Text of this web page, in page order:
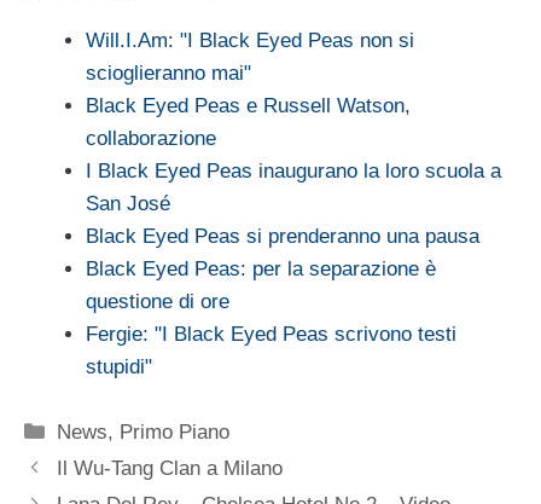
Will.I.Am: "I Black Eyed Peas non si
scioglieranno mai"
Black Eyed Peas e Russell Watson,
collaborazione
I Black Eyed Peas inaugurano la loro scuola a
San José
Black Eyed Peas si prenderanno una pausa
Black Eyed Peas: per la separazione è
questione di ore
Fergie: "I Black Eyed Peas scrivono testi
stupidi"
Categorie
News, Primo Piano
Il Wu-Tang Clan a Milano